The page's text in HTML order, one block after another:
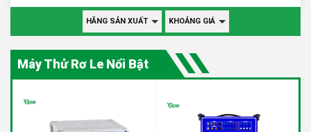
Máy Thử Rơ Le Nổi Bật
HÃNG SẢN XUẤT KHOẢNG GIÁ